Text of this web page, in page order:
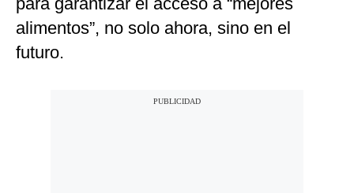
alimentos”, no solo ahora, sino en el
futuro.